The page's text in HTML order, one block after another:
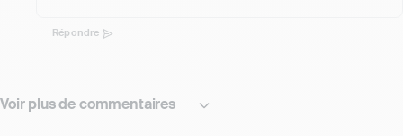
Répondre
Voir plus de commentaires